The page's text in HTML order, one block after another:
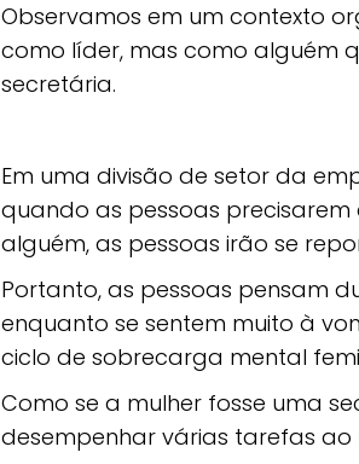
Observamos em um contexto
como líder, mas como alguém
secretária.
Em uma divisão de setor da
quando as pessoas
alguém, as pessoas irão se
Portanto, as pessoas pensam
enquanto se sentem muito à
ciclo de sobrecarga mental
Como se a mulher fosse uma
desempenhar várias tarefas